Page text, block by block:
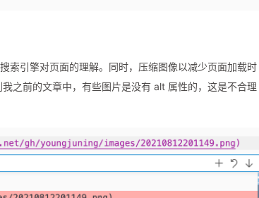
索引擎对页面的理解。同时，压缩图像以减少页面加载时
之前的文章中，有些图片是没有 alt 属性的，这是不合理